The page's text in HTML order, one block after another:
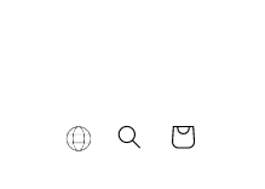
Warenkorb